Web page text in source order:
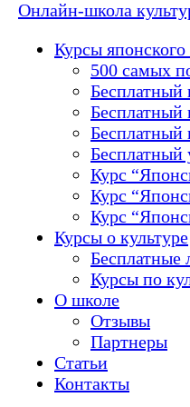
Онлайн-школа
Курсы японского
500 самых
Бесплатный
Бесплатный
Бесплатный
Бесплатный
Курс
Курс
Курс
Курсы о культуре
Курсы по
О школе
Отзывы
Партнеры
Статьи
Контакты